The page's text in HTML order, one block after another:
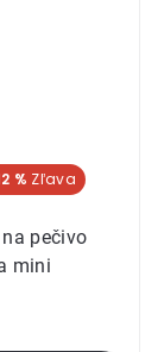
%
pečivo
mini